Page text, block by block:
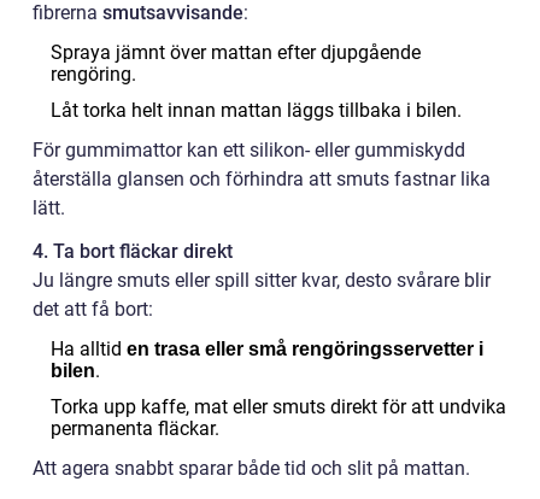
fibrerna smutsavvisande:
Spraya jämnt över mattan efter djupgående
rengöring.
Låt torka helt innan mattan läggs tillbaka i bilen.
För gummimattor kan ett silikon- eller gummiskydd
återställa glansen och förhindra att smuts fastnar lika
lätt.
4. Ta bort fläckar direkt
Ju längre smuts eller spill sitter kvar, desto svårare blir
det att få bort:
Ha alltid en trasa eller små rengöringsservetter i
bilen.
Torka upp kaffe, mat eller smuts direkt för att undvika
permanenta fläckar.
Att agera snabbt sparar både tid och slit på mattan.